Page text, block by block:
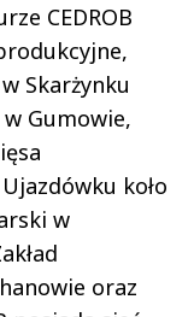
CEDROB
Skarżynku
Gumowie,
koło
w
oraz